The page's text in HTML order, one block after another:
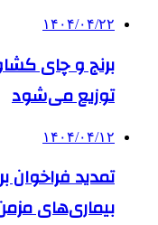
۱۴۰۴/۰۴/۲۲
برنج و چای
توزیع می‌شود
۱۴۰۴/۰۴/۱۲
تمدید فراخوان
بیماری‌های